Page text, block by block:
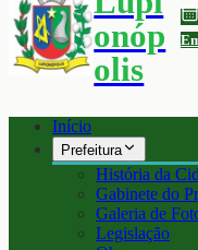
onóp
olis
Início
Prefeitura
História da
Gabinete do
Galeria de
Legislação